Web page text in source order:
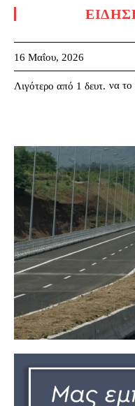
16 Μαΐου, 2026
Λιγότερο από 1 δευτ. να το